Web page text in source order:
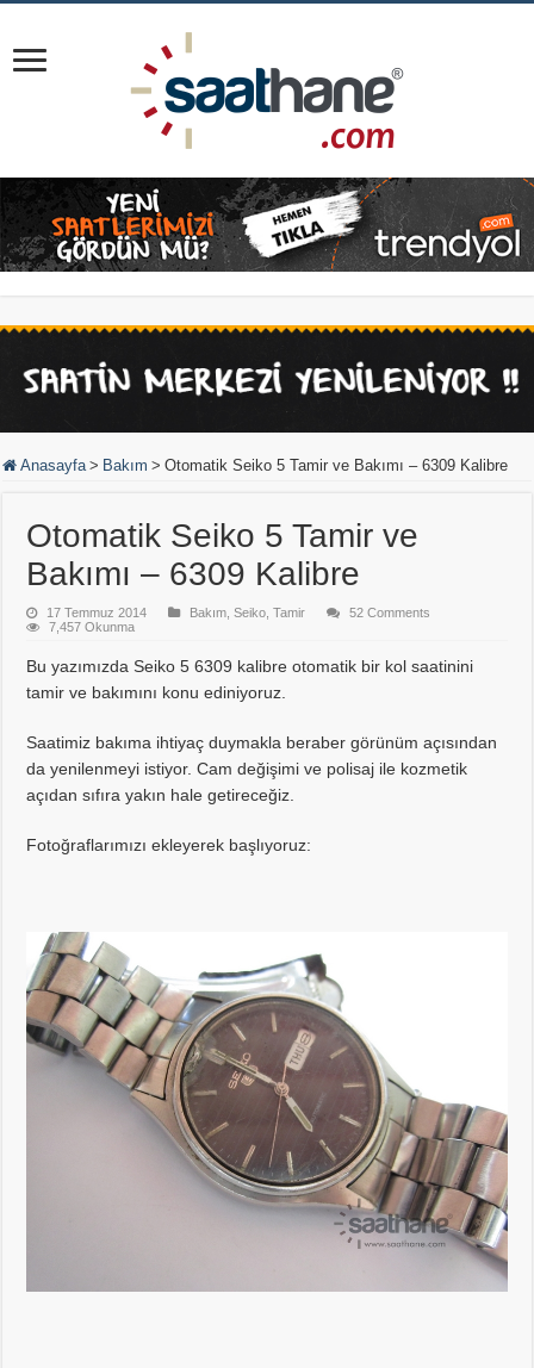
Anasayfa > Bakım > Otomatik Seiko 5 Tamir ve Bakımı – 6309 Kalibre
Otomatik Seiko 5 Tamir ve
Bakımı – 6309 Kalibre
17 Temmuz 2014 Bakım ,Seiko ,Tamir
52 Comments
7,457 Okunma
Bu yazımızda Seiko 5 6309 kalibre otomatik bir kol saatinini
tamir ve bakımını konu ediniyoruz.
Saatimiz bakıma ihtiyaç duymakla beraber görünüm açısından
da yenilenmeyi istiyor. Cam değişimi ve polisaj ile kozmetik
açıdan sıfıra yakın hale getireceğiz.
Fotoğraflarımızı ekleyerek başlıyoruz: